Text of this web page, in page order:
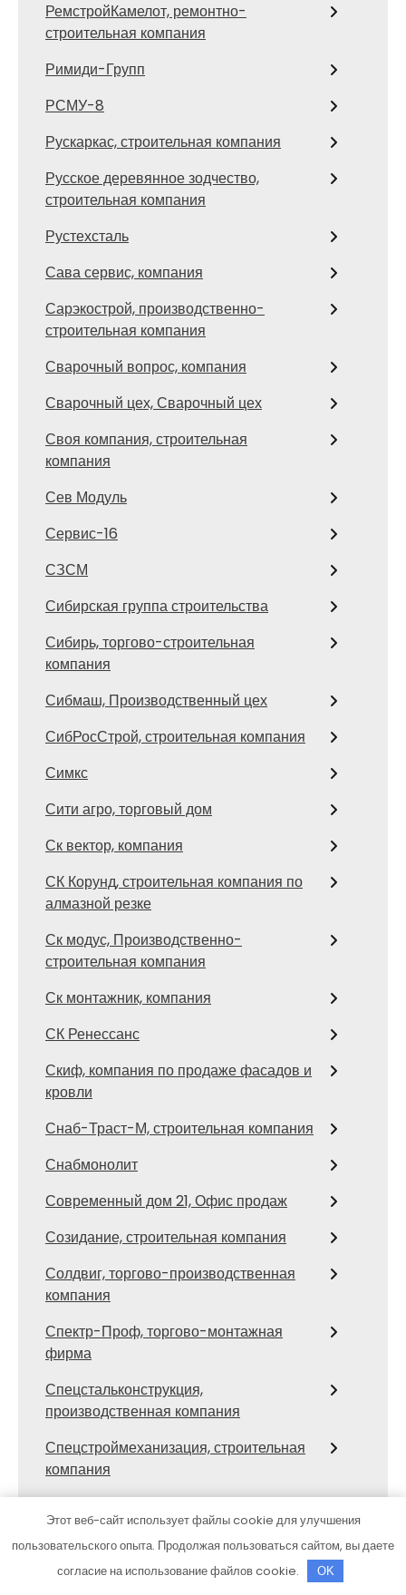
РемстройКамелот, ремонтно-
строительная компания
Римиди-Групп
РСМУ-8
Рускаркас, строительная компания
Русское деревянное зодчество,
строительная компания
Рустехсталь
Сава сервис, компания
Сарэкострой, производственно-
строительная компания
Сварочный вопрос, компания
Сварочный цех, Сварочный цех
Своя компания, строительная
компания
Сев Модуль
Сервис-16
СЗСМ
Сибирская группа строительства
Сибирь, торгово-строительная
компания
Сибмаш, Производственный цех
СибРосСтрой, строительная компания
Симкс
Сити агро, торговый дом
Ск вектор, компания
СК Корунд, строительная компания по
алмазной резке
Ск модус, Производственно-
строительная компания
Ск монтажник, компания
СК Ренессанс
Скиф, компания по продаже фасадов и
кровли
Снаб-Траст-М, строительная компания
Снабмонолит
Современный дом 21, Офис продаж
Созидание, строительная компания
Солдвиг, торгово-производственная
компания
Спектр-Проф, торгово-монтажная
фирма
Спецстальконструкция,
производственная компания
Спецстроймеханизация, строительная
компания
Стальмет, производственная
строительно-монтажная компания
Этот веб-сайт использует файлы cookie для улучшения
пользовательского опыта. Продолжая пользоваться сайтом, вы даете
согласие на использование файлов cookie.
OK